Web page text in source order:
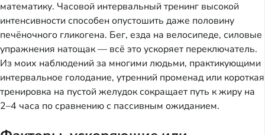
математику. Часовой интервальный тренинг высокой
интенсивности способен опустошить даже половину
печёночного гликогена. Бег, езда на велосипеде, силовые
упражнения натощак — всё это ускоряет переключатель.
Из моих наблюдений за многими людьми, практикующими
интервальное голодание, утренний променад или короткая
тренировка на пустой желудок сокращает путь к жиру на
2–4 часа по сравнению с пассивным ожиданием.